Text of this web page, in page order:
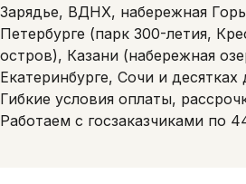
Зарядье, ВДНХ, набережная
Петербурге (парк 300-летия,
остров), Казани (набережная
Екатеринбурге, Сочи и десятках
Гибкие условия оплаты,
Работаем с госзаказчиками по